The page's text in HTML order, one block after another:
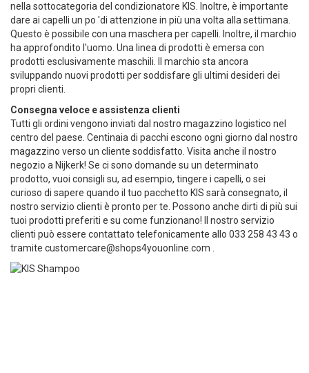
nella sottocategoria del condizionatore KIS. Inoltre, è importante
dare ai capelli un po 'di attenzione in più una volta alla settimana.
Questo è possibile con una maschera per capelli. Inoltre, il marchio
ha approfondito l'uomo. Una linea di prodotti è emersa con
prodotti esclusivamente maschili. Il marchio sta ancora
sviluppando nuovi prodotti per soddisfare gli ultimi desideri dei
propri clienti.
Consegna veloce e assistenza clienti
Tutti gli ordini vengono inviati dal nostro magazzino logistico nel
centro del paese. Centinaia di pacchi escono ogni giorno dal nostro
magazzino verso un cliente soddisfatto. Visita anche il nostro
negozio a Nijkerk! Se ci sono domande su un determinato
prodotto, vuoi consigli su, ad esempio, tingere i capelli, o sei
curioso di sapere quando il tuo pacchetto KIS sarà consegnato, il
nostro servizio clienti è pronto per te. Possono anche dirti di più sui
tuoi prodotti preferiti e su come funzionano! Il nostro servizio
clienti può essere contattato telefonicamente allo 033 258 43 43 o
tramite customercare@shops4youonline.com .